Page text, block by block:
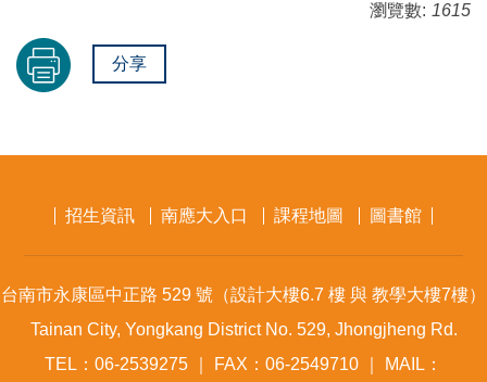
瀏覽數: 1615
分享
招生資訊 南應大入口 課程地圖 圖書館
台南市永康區中正路 529 號（設計大樓6.7 樓 與 教學大樓7樓）
Tainan City, Yongkang District No. 529, Jhongjheng Rd.
TEL：06-2539275 ｜ FAX：06-2549710 ｜ MAIL：